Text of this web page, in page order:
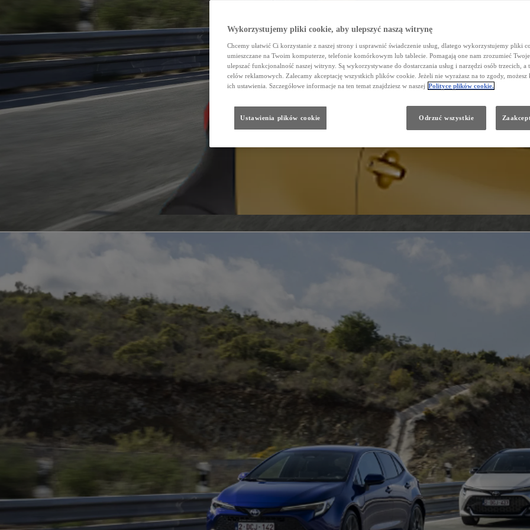
Wykorzystujemy pliki cookie, aby ulepszyć naszą witrynę
Chcemy ułatwić Ci korzystanie z naszej strony i usprawnić świadczenie usług, dlatego wykorzystujemy pliki
umieszczane na Twoim komputerze, telefonie komórkowym lub tablecie. Pomagają one nam zrozumieć
ulepszać funkcjonalność naszej witryny. Są wykorzystywane do dostarczania usług i narzędzi osób trzecich, a
celów reklamowych. Zalecamy akceptację wszystkich plików cookie. Jeżeli nie wyrażasz na to zgody, możesz
ich ustawienia. Szczegółowe informacje na ten temat znajdziesz w naszej Polityce plików cookie.
Ustawienia plików cookie Odrzuć wszystkie